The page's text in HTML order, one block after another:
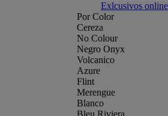
Exlcusivos online
Por Color
Cereza
No Colour
Negro Onyx
Volcanico
Azure
Flint
Merengue
Blanco
Bleu Riviera